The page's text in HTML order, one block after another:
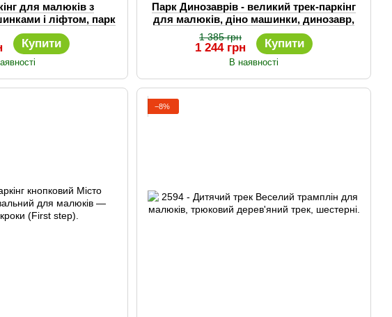
для малюків з
і ліфтом, парк
3 поверхи
Купити
Парк Динозаврів - великий трек-паркінг
для малюків, діно машинки, динозавр,
рухливі важелі
1 385 грн
1 244 грн Купити
В наявності
−8%